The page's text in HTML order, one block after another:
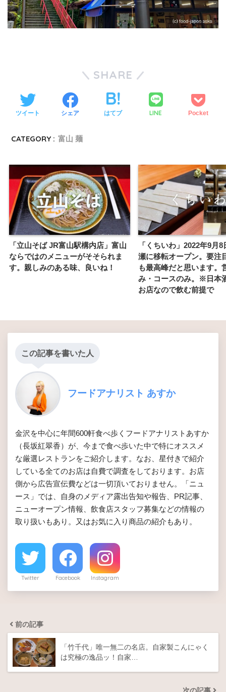
SHARE
ツイート シェア はてブ LINE Pocket
CATEGORY : 富山 麺
「立山そば JR富山駅構内店」富山
ならではのメニューがそそられま
す。親しみのある味、良いね！
「くちいわ」2022年9月
瀬に移転オープン。要注
も最高峰だと思います。
み・コースのみ。※日本
お店なので飲む前提で
この記事を書いた人
フードアナリスト あすか
金沢を中心に年間600軒食べ歩くフードアナリストあすか
（長坂紅翠香）が、今まで食べ歩いた中で特にオススメ
な厳選レストランをご紹介します。なお、星付きで紹介
している全てのお店は自費で調査をしております。お店
側から広告宣伝費などは一切頂いておりません。「ニュ
ース」では、自身のメディア露出告知や報告、PR記事、
ニューオープン情報、飲食店スタッフ募集などの情報の
取り扱いもあり。又はお気に入り商品の紹介もあり。
Twitter Facebook Instagram
前の記事
「竹千代」唯一無二の名店。自家製こんにゃく
は究極の逸品ッ！自家…